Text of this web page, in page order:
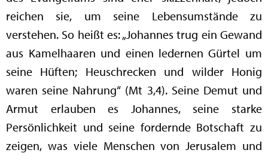
reichen sie, um seine Lebensumstände zu
verstehen. So heißt es: „Johannes trug ein Gewand
aus Kamelhaaren und einen ledernen Gürtel um
seine Hüften; Heuschrecken und wilder Honig
waren seine Nahrung“ (Mt 3,4). Seine Demut und
Armut erlauben es Johannes, seine starke
Persönlichkeit und seine fordernde Botschaft zu
zeigen, was viele Menschen von Jerusalem und